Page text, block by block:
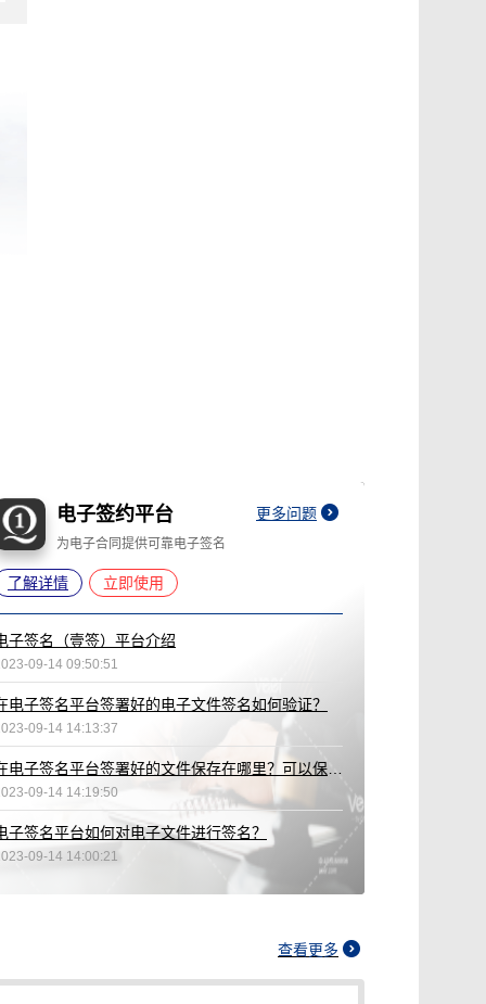
电子签约平台 更多问题
为电子合同提供可靠电子签名
了解详情 立即使用
子签名（壹签）平台介绍
09-14 09:50:51
电子签名平台签署好的电子文件签名如何验证？
09-14 14:13:37
09-14 14:19:50
子签名平台如何对电子文件进行签名？
09-14 14:00:21
查看更多